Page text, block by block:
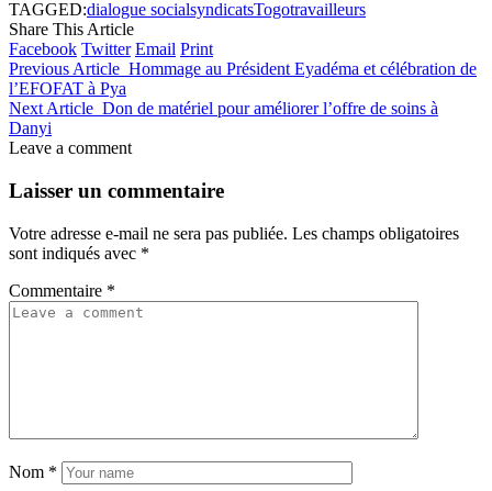
TAGGED:dialogue socialsyndicatsTogotravailleurs
Share This Article
Facebook Twitter Email Print
Previous Article Hommage au Président Eyadéma et célébration de
l’EFOFAT à Pya
Next Article Don de matériel pour améliorer l’offre de soins à
Danyi
Leave a comment
Laisser un commentaire
Votre adresse e-mail ne sera pas publiée. Les champs obligatoires
sont indiqués avec *
Commentaire *
Nom *